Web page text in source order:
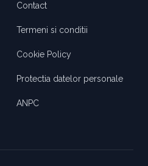
Contact
Termeni si conditii
Cookie Policy
Protectia datelor personale
ANPC